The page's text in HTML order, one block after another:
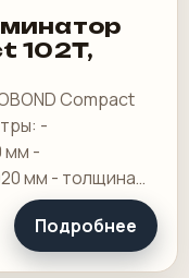
102T,
Compact
-
мм -
мм - толщина
плотностей
Подробнее